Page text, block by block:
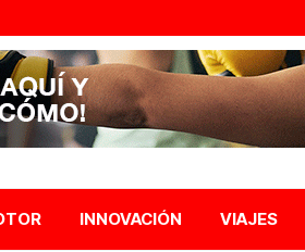
INNOVACIÓN VIAJES